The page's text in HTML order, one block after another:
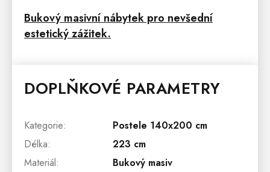
Bukový masivní nábytek pro nevšední
estetický zážitek.
DOPLŇKOVÉ PARAMETRY
Kategorie:
Postele 140x200 cm
Délka:
223 cm
Materiál: Bukový masiv